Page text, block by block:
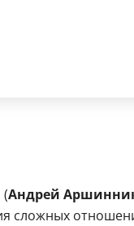
Андрей
сложных